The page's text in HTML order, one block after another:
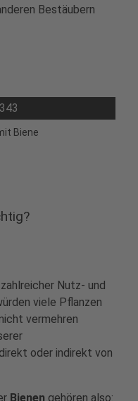
Bestäubern
Biene
Nutz- und
viele Pflanzen
vermehren
oder indirekt von
Bienen gehören also: